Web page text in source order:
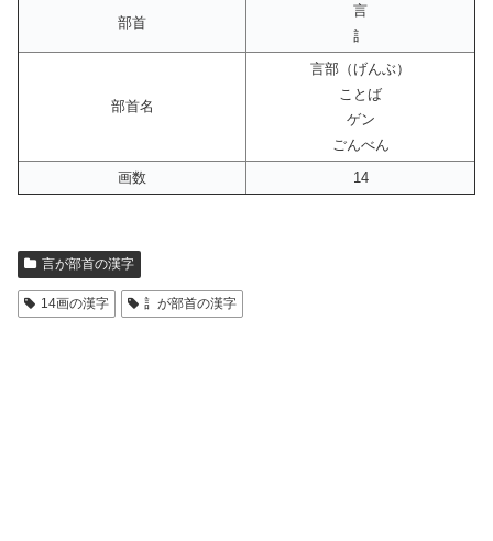
部首
言
訁
部首名
言部（げんぶ）
ことば
ゲン
ごんべん
画数
14
言が部首の漢字
14画の漢字 訁が部首の漢字